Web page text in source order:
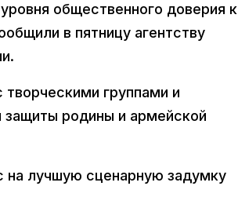
общественного доверия к
в пятницу агентству
группами и
защиты родины и армейской
на лучшую сценарную задумку